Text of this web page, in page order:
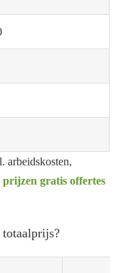
arbeidskosten,
prijzen gratis offertes